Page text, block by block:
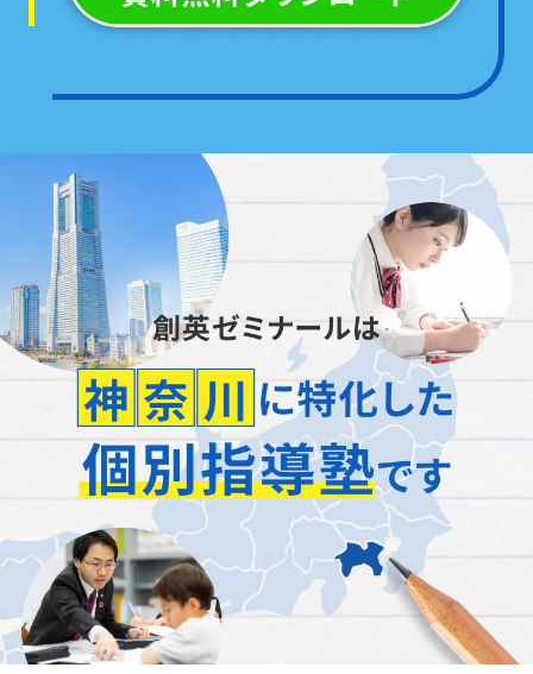
「正社員が担当」します
どんなことでもお聞かせください